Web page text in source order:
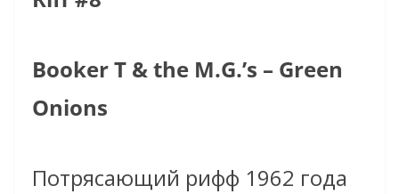
Booker T & the M.G.’s – Green
Onions
Потрясающий рифф 1962 года